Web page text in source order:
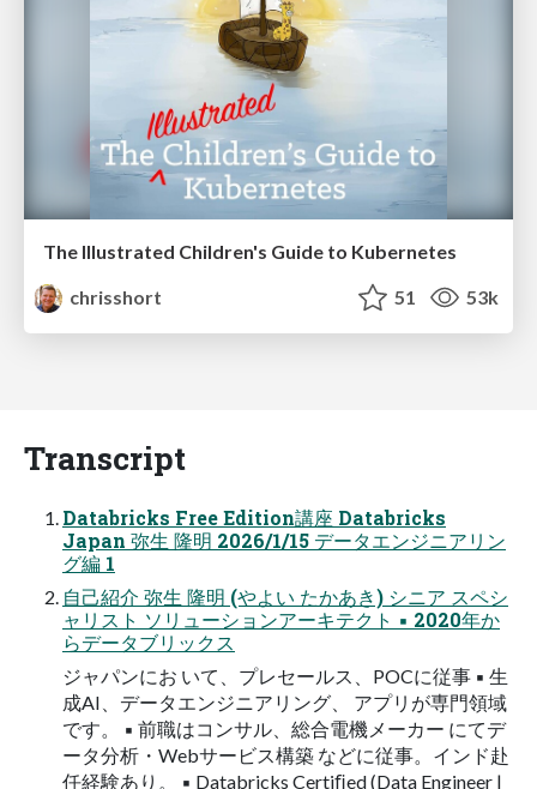
The Illustrated Children's Guide to Kubernetes
chrisshort
51 53k
Transcript
Databricks Free Edition講座 Databricks
Japan 弥生 隆明 2026/1/15 データエンジニアリン
グ編 1
自己紹介 弥生 隆明 (やよい たかあき) シニア スペシ
ャリスト ソリューションアーキテクト ▪ 2020年か
らデータブリックス
ジャパンにお いて、プレセールス、POCに従事 ▪ 生
成AI、データエンジニアリング、 アプリが専門領域
です。 ▪ 前職はコンサル、総合電機メーカー にてデ
ータ分析・Webサービス構築 などに従事。インド赴
任経験あり。 ▪ Databricks Certiﬁed (Data Engineer |